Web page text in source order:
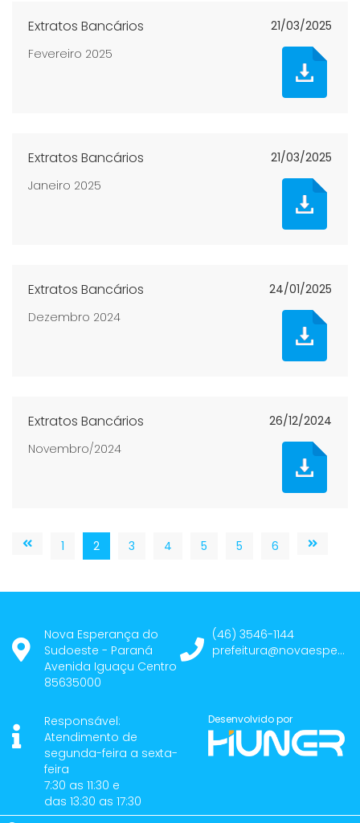
Extratos Bancários
21/03/2025
Fevereiro 2025
Extratos Bancários
21/03/2025
Janeiro 2025
Extratos Bancários
24/01/2025
Dezembro 2024
Extratos Bancários
26/12/2024
Novembro/2024
1 2 3 4 5 5 6
Nova Esperança do
Sudoeste - Paraná
Avenida Iguaçu Centro
85635000
(46) 3546-1144
prefeitura@novaesperancadosudoeste.pr.gov.br
Responsável:
Atendimento de
segunda-feira a sexta-
feira
7:30 as 11:30 e
das 13:30 as 17:30
Desenvolvido por